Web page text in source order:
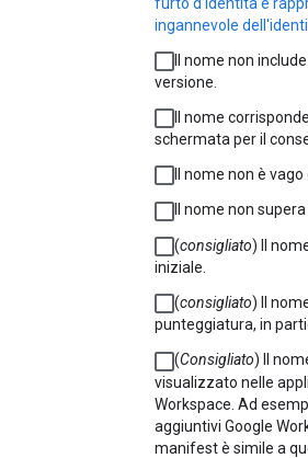
ingannevole
Il nome non
versione.
Il nome
schermata per il
Il nome non è
Il nome non
(consigliato) Il
iniziale.
(consigliato) Il
punteggiatura, in
(Consigliato) Il
visualizzato nelle
Workspace. Ad
aggiuntivi Google
manifest è simile a